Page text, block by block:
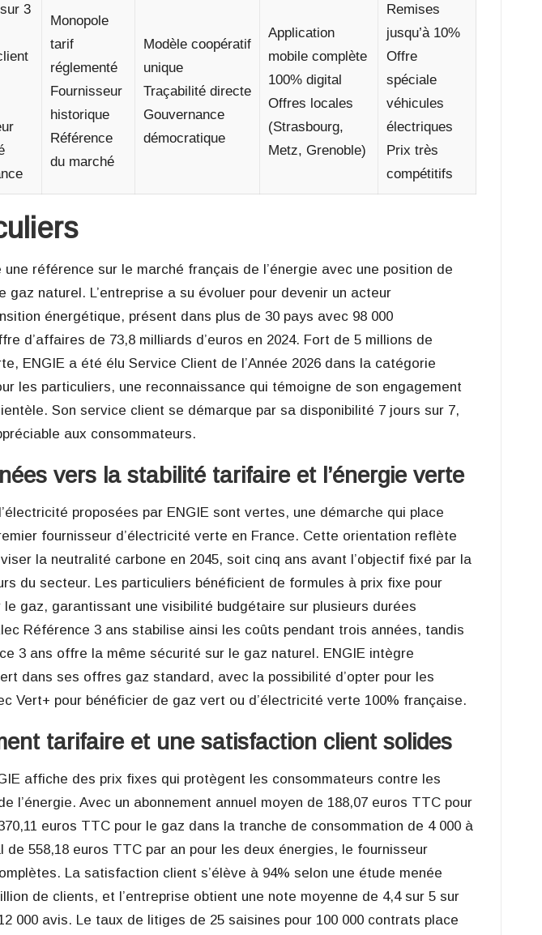
3
Monopole
tarif
réglementé
Fournisseur
historique
Référence
du marché
Modèle coopératif
unique
Traçabilité directe
Gouvernance
démocratique
Application
mobile complète
100% digital
Offres locales
(Strasbourg,
Metz, Grenoble)
Remises
jusqu’à 10%
Offre
spéciale
véhicules
électriques
Prix très
compétitifs
une référence sur le marché français de l’énergie avec une position de
gaz naturel. L’entreprise a su évoluer pour devenir un acteur
énergétique, présent dans plus de 30 pays avec 98 000
d’affaires de 73,8 milliards d’euros en 2024. Fort de 5 millions de
ENGIE a été élu Service Client de l’Année 2026 dans la catégorie
les particuliers, une reconnaissance qui témoigne de son engagement
Son service client se démarque par sa disponibilité 7 jours sur 7,
aux consommateurs.
vers la stabilité tarifaire et l’énergie verte
proposées par ENGIE sont vertes, une démarche qui place
fournisseur d’électricité verte en France. Cette orientation reflète
la neutralité carbone en 2045, soit cinq ans avant l’objectif fixé par la
du secteur. Les particuliers bénéficient de formules à prix fixe pour
le gaz, garantissant une visibilité budgétaire sur plusieurs durées
Référence 3 ans stabilise ainsi les coûts pendant trois années, tandis
3 ans offre la même sécurité sur le gaz naturel. ENGIE intègre
dans ses offres gaz standard, avec la possibilité d’opter pour les
Vert+ pour bénéficier de gaz vert ou d’électricité verte 100% française.
tarifaire et une satisfaction client solides
affiche des prix fixes qui protègent les consommateurs contre les
l’énergie. Avec un abonnement annuel moyen de 188,07 euros TTC pour
euros TTC pour le gaz dans la tranche de consommation de 4 000 à
de 558,18 euros TTC par an pour les deux énergies, le fournisseur
La satisfaction client s’élève à 94% selon une étude menée
de clients, et l’entreprise obtient une note moyenne de 4,4 sur 5 sur
000 avis. Le taux de litiges de 25 saisines pour 100 000 contrats place